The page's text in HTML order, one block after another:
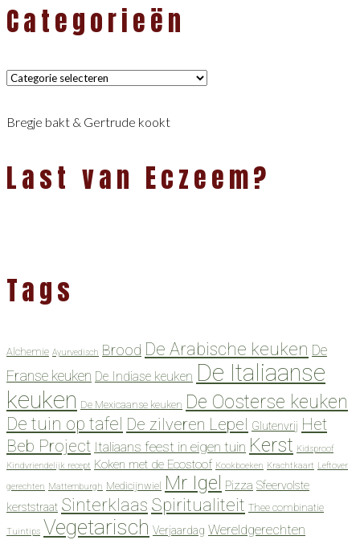
Categorieën
Categorieën
Bregje bakt & Gertrude kookt
Last van Eczeem?
Tags
Alchemie Ayurvedisch Brood De Arabische keuken De
Franse keuken De Indiase keuken De Italiaanse
keuken De Mexicaanse keuken De Oosterse keuken
De tuin op tafel De zilveren Lepel Glutenvrij Het
Beb Project Italiaans feest in eigen tuin Kerst Kidsproof
Kindvriendelijk recept Koken met de Ecostoof Kookboeken Krachtkaart Leftover
gerechten Mattemburgh Medicijnwiel Mr Igel Pizza Sfeervolste
kerststraat Sinterklaas Spiritualiteit Thee combinatie
Tuintips Vegetarisch Verjaardag Wereldgerechten